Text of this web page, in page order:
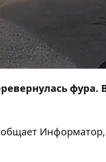
фура.
Информатор